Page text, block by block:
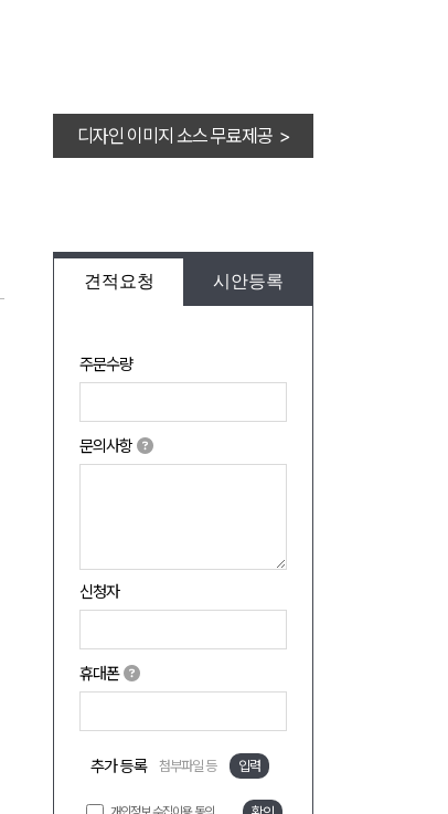
디자인 이미지 소스 무료제공 >
견적요청 시안등록
주문수량
문의사항
신청자
휴대폰
추가 등록 첨부파일 등 입력